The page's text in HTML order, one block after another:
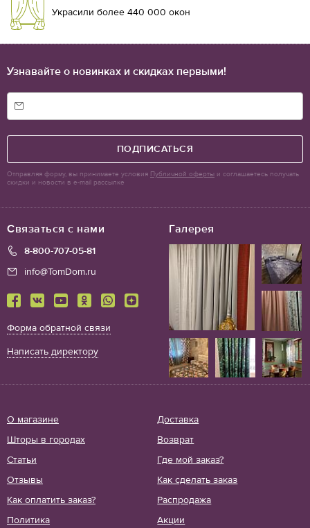
Украсили более 440 000 окон
Галерея
Связаться с нами
8-800-707-05-81
info@TomDom.ru
Форма обратной связи
Написать директору
О магазине
Доставка
Шторы в городах
Возврат
Статьи
Где мой заказ?
Отзывы
Как сделать заказ
Как оплатить заказ?
Распродажа
Политика
Акции
Узнавайте о новинках и скидках первыми!
ПОДПИСАТЬСЯ
Отправляя форму, вы принимаете условия Публичной оферты и соглашаетесь получать
скидки и новости в e-mail рассылке